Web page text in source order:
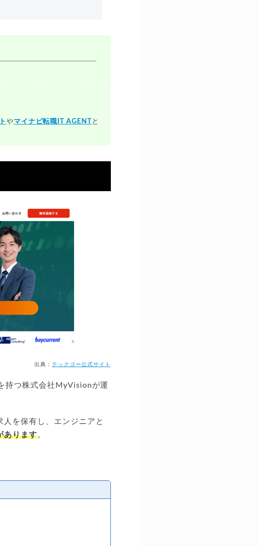
やマイナビ転職IT AGENT と
出典： テックゴー公式サイト
持つ株式会社MyVisionが運
を保有し、エンジニアと
あります。